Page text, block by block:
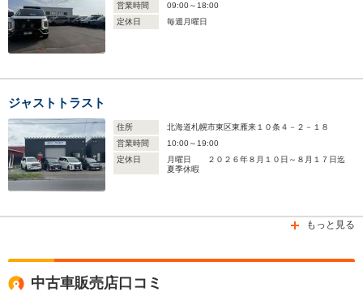
営業時間
09:00～18:00
定休日
毎週月曜日
ジャストトラスト
住所
北海道札幌市東区東雁来１０条４－２－１８
営業時間
10:00～19:00
定休日
月曜日 ２０２６年８月１０日～８月１７日迄
夏季休暇
もっと見る
中古車販売店口コミ